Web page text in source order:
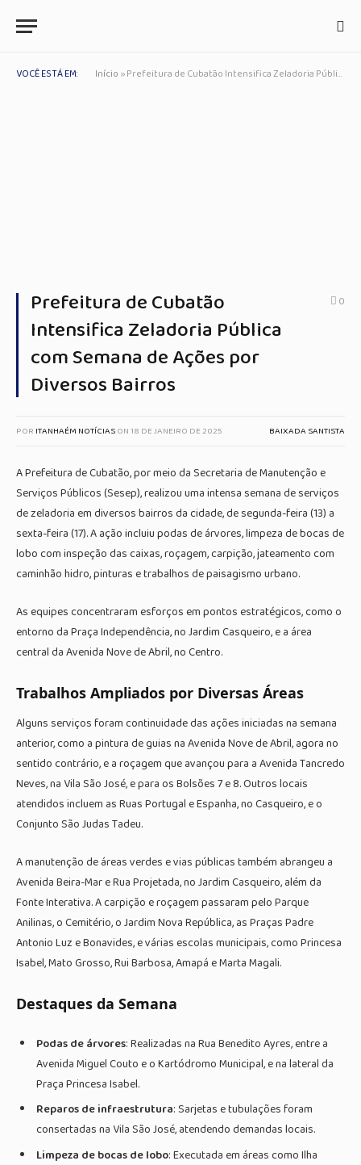
VOCÊ ESTÁ EM: Início »Prefeitura de Cubatão Intensifica Zeladoria Pública com Semana de Ações por Diversos Bairros
Prefeitura de Cubatão
Intensifica Zeladoria Pública
com Semana de Ações por
Diversos Bairros
0
POR ITANHAÉM NOTÍCIASON18 DE JANEIRO DE 2025 BAIXADA SANTISTA
A Prefeitura de Cubatão, por meio da Secretaria de Manutenção e
Serviços Públicos (Sesep), realizou uma intensa semana de serviços
de zeladoria em diversos bairros da cidade, de segunda-feira (13) a
sexta-feira (17). A ação incluiu podas de árvores, limpeza de bocas de
lobo com inspeção das caixas, roçagem, carpição, jateamento com
caminhão hidro, pinturas e trabalhos de paisagismo urbano.
As equipes concentraram esforços em pontos estratégicos, como o
entorno da Praça Independência, no Jardim Casqueiro, e a área
central da Avenida Nove de Abril, no Centro.
Trabalhos Ampliados por Diversas Áreas
Alguns serviços foram continuidade das ações iniciadas na semana
anterior, como a pintura de guias na Avenida Nove de Abril, agora no
sentido contrário, e a roçagem que avançou para a Avenida Tancredo
Neves, na Vila São José, e para os Bolsões 7 e 8. Outros locais
atendidos incluem as Ruas Portugal e Espanha, no Casqueiro, e o
Conjunto São Judas Tadeu.
A manutenção de áreas verdes e vias públicas também abrangeu a
Avenida Beira-Mar e Rua Projetada, no Jardim Casqueiro, além da
Fonte Interativa. A carpição e roçagem passaram pelo Parque
Anilinas, o Cemitério, o Jardim Nova República, as Praças Padre
Antonio Luz e Bonavides, e várias escolas municipais, como Princesa
Isabel, Mato Grosso, Rui Barbosa, Amapá e Marta Magali.
Destaques da Semana
Podas de árvores: Realizadas na Rua Benedito Ayres, entre a
Avenida Miguel Couto e o Kartódromo Municipal, e na lateral da
Praça Princesa Isabel.
Reparos de infraestrutura: Sarjetas e tubulações foram
consertadas na Vila São José, atendendo demandas locais.
Limpeza de bocas de lobo: Executada em áreas como Ilha